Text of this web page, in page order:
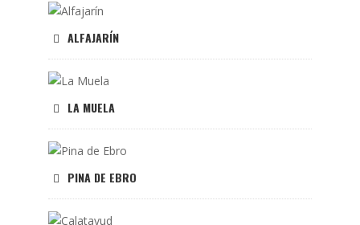
ALFAJARÍN
LA MUELA
PINA DE EBRO